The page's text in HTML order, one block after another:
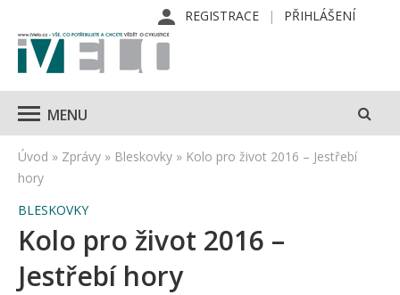
REGISTRACE PŘIHLÁŠENÍ
MENU
Úvod » Zprávy » Bleskovky » Kolo pro život 2016 – Jestřebí
hory
BLESKOVKY
Kolo pro život 2016 –
Jestřebí hory